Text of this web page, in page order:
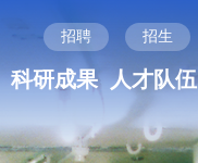
招聘 招生
科研成果 人才队伍